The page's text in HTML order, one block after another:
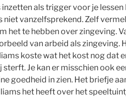
als trigger voor je lessen
niet vanzelfsprekend. Zelf
het te hebben over zingeving.
van arbeid als zingeving.
koste wat het kost nog dat
sterft. Je kan er misschien ook
goedheid in zien. Het briefje
het heeft over het